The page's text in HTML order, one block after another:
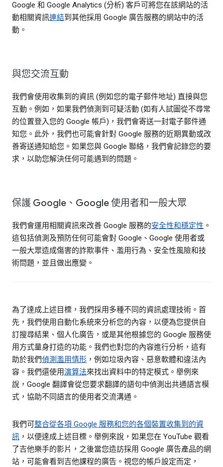
Google 和 Google Analytics (分析) 客戶可將您在該網站的活
動相關資訊連結到其他採用 Google 廣告服務的網站中的活
動。
與您交流互動
我們會使用收集到的資訊 (例如您的電子郵件地址) 直接與您
互動。例如，如果我們偵測到可疑活動 (如有人試圖從不尋常
的位置登入您的 Google 帳戶)，我們會寄送一封電子郵件通
知您。此外，我們也可能會針對 Google 服務的近期異動或改
善寄送通知給您。如果您與 Google 聯絡，我們會記錄您的要
求，以助您解決任何可能遇到的問題。
保護 Google、Google 使用者和一般大眾
我們會運用相關資訊來改善 Google 服務的安全性和穩定性 。
這包括偵測及預防任何可能會對 Google、Google 使用者或
一般大眾造成傷害的詐欺事件、濫用行為、安全性風險和技
術問題，並且做出應變。
為了達成上述目標，我們採用多種不同的資訊處理技術。首
先，我們使用自動化系統來分析您的內容，以便為您提供自
訂搜尋結果、個人化廣告，或是其他根據您的 Google 服務使
用方式量身打造的功能。我們也對您的內容進行分析，這有
助於我們偵測濫用情形 ，例如垃圾內容、惡意軟體和違法內
容。我們還使用演算法來找出資料中的特定模式。舉例來
說，Google 翻譯會從您要求翻譯的語句中偵測出共通語言模
式，協助不同語言的使用者交流溝通。
我們可整合從各項 Google 服務和您的各個裝置收集到的資
訊 ，以便達成上述目標。舉例來說，如果您在 YouTube 觀看
了吉他樂手的影片，之後當您造訪採用 Google 廣告產品的網
站，可能會看到吉他課程的廣告。視您的帳戶設定而定，